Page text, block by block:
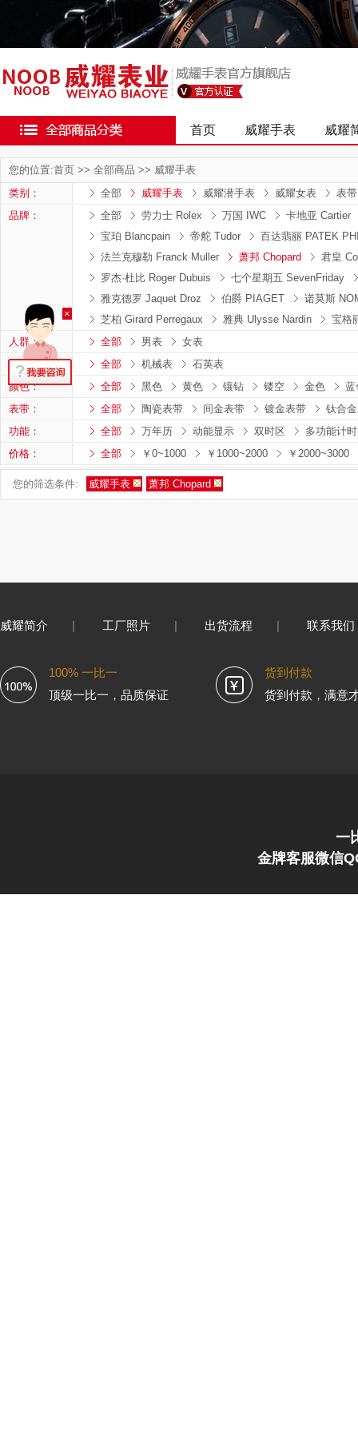
首页 威耀手表 威耀
您的位置:首页 >> 全部商品 >> 威耀手表
类别：
全部 威耀手表 威耀潜手表 威耀女表
表带
品牌：
全部 劳力士 Rolex 万国 IWC
卡地亚 Cartier
宝珀 Blancpain
帝舵 Tudor
百达翡丽 PATEK
法兰克穆勒 Franck Muller
萧邦 Chopard
君皇
罗杰·杜比 Roger Dubuis
七个星期五 SevenFriday
雅克德罗 Jaquet Droz
伯爵 PIAGET
诺莫斯
芝柏 Girard Perregaux
雅典 Ulysse Nardin
宝格
人群：
全部 男表
女表
机芯类型：
全部 机械表
石英表
颜色：
全部 黑色 黄色 镶钻 镂空 金色
蓝
表带：
全部 陶瓷表带 间金表带 镀金表带
钛合
功能：
全部 万年历 动能显示 双时区
多功能计时
价格：
全部 ￥0~1000 ￥1000~2000 ￥2000~3000
您的筛选条件: 威耀手表 萧邦 Chopard
威耀简介 工厂照片 出货流程 联系我们
100% 一比一
顶级一比一，品质保证
货到付款
货到付款，满意
一
金牌客服微信
×